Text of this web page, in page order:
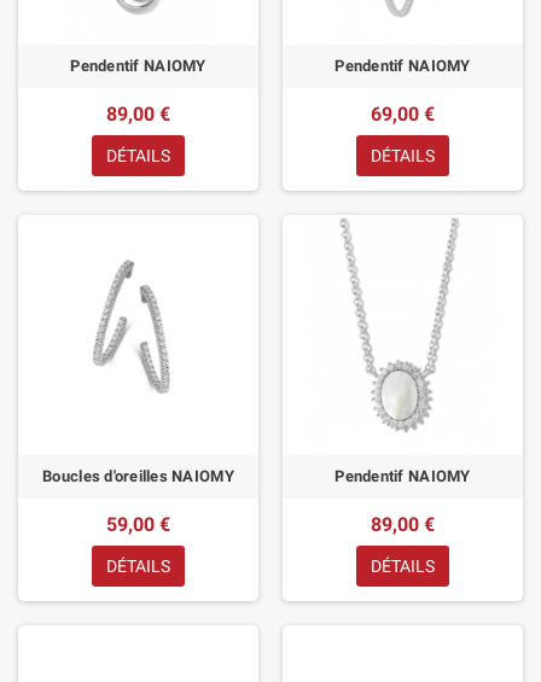
Pendentif NAIOMY
89,00 €
DÉTAILS
Pendentif NAIOMY
69,00 €
DÉTAILS
Boucles d'oreilles NAIOMY
59,00 €
DÉTAILS
Pendentif NAIOMY
89,00 €
DÉTAILS